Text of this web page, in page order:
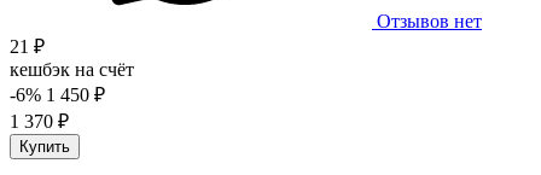
Отзывов нет
21 ₽
кешбэк на счёт
-6% 1 450 ₽
1 370 ₽
Купить